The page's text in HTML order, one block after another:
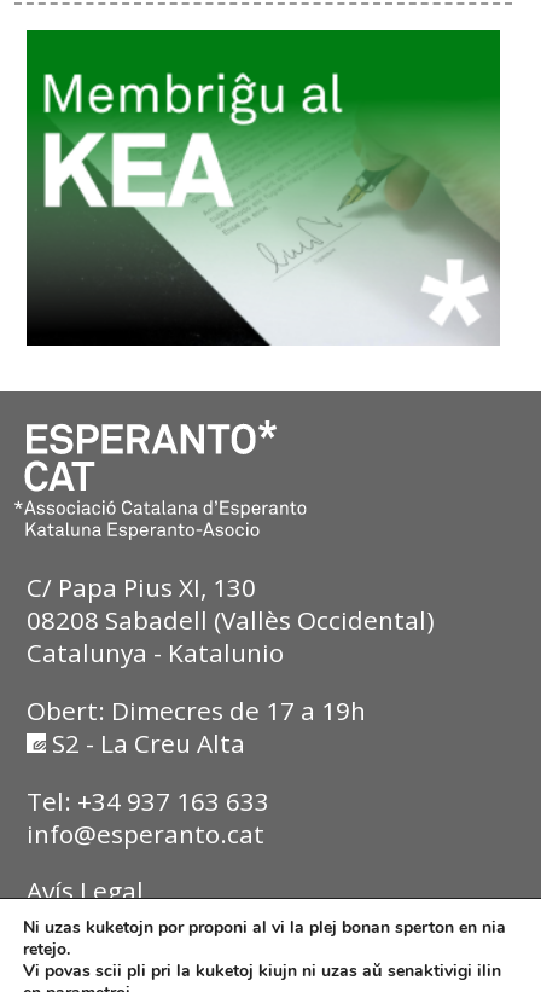
C/ Papa Pius XI, 130
08208 Sabadell (Vallès Occidental)
Catalunya - Katalunio
Obert: Dimecres de 17 a 19h
S2 - La Creu Alta
Tel: +34 937 163 633
info@esperanto.cat
Avís Legal
Política de Privadesa
Ni uzas kuketojn por proponi al vi la plej bonan sperton en nia
retejo.
Vi povas scii pli pri la kuketoj kiujn ni uzas aŭ senaktivigi ilin